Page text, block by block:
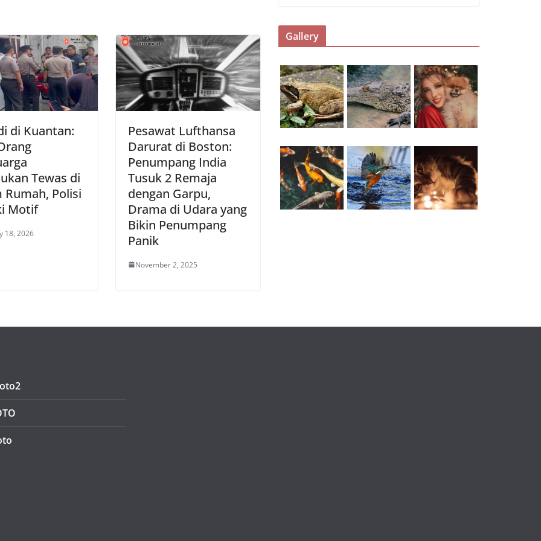
di Kuantan:
Tewas di
Rumah, Polisi
Motif
18, 2026
Pesawat Lufthansa
Darurat di Boston:
Penumpang India
Tusuk 2 Remaja
dengan Garpu,
Drama di Udara yang
Bikin Penumpang
Panik
November 2, 2025
Gallery